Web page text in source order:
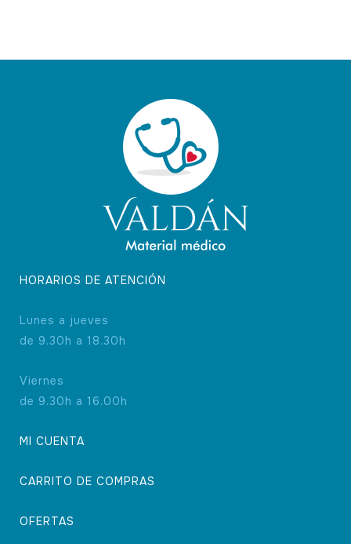
HORARIOS DE ATENCIÓN
Lunes a jueves
de 9.30h a 18.30h
Viernes
de 9.30h a 16.00h
MI CUENTA
CARRITO DE COMPRAS
OFERTAS